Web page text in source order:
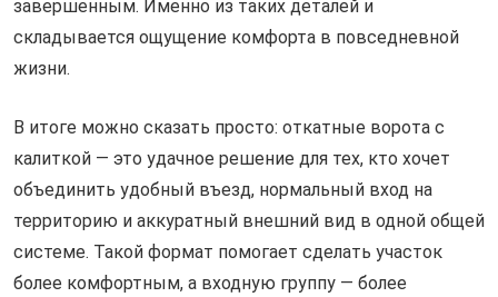
завершенным. Именно из таких деталей и
складывается ощущение комфорта в повседневной
жизни.
В итоге можно сказать просто: откатные ворота с
калиткой — это удачное решение для тех, кто хочет
объединить удобный въезд, нормальный вход на
территорию и аккуратный внешний вид в одной общей
системе. Такой формат помогает сделать участок
более комфортным, а входную группу — более